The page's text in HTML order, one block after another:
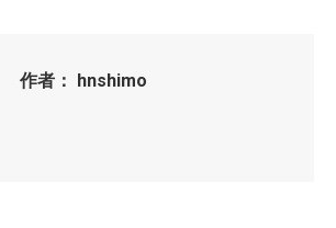
作者： hnshimo